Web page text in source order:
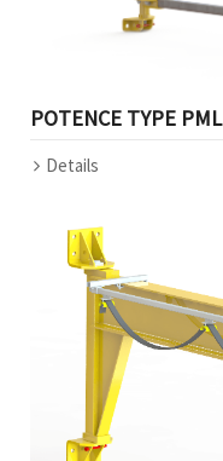
POTENCE TYPE PML
Details